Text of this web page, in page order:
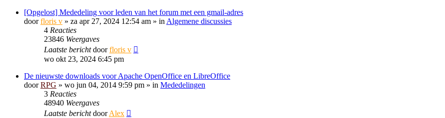
[Opgelost] Mededeling voor leden van het forum met een gmail-adres
doorfloris v » za apr 27, 2024 12:54 am » in Algemene discussies
4 Reacties
23846 Weergaves
Laatste berichtdoorfloris v
wo okt 23, 2024 6:45 pm
De nieuwste downloads voor Apache OpenOffice en LibreOffice
doorRPG » wo jun 04, 2014 9:59 pm » in Mededelingen
3 Reacties
48940 Weergaves
Laatste berichtdoorAlex